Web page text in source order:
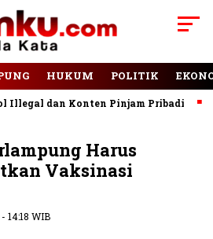
HUKUM POLITIK
dan Konten Pinjam Pribadi
Harus
Vaksinasi
14:18 WIB